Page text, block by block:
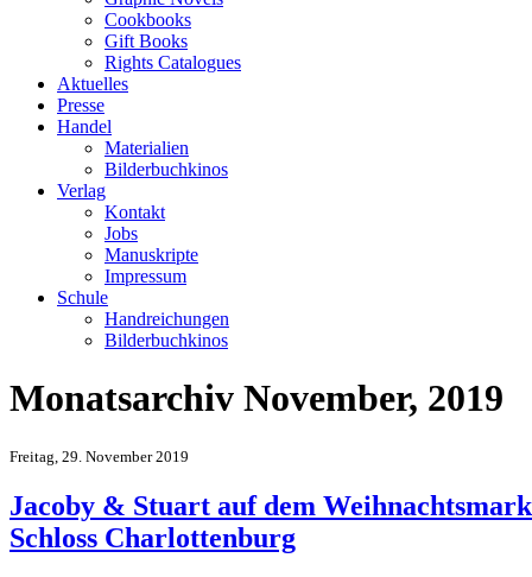
Cookbooks
Gift Books
Rights Catalogues
Aktuelles
Presse
Handel
Materialien
Bilderbuchkinos
Verlag
Kontakt
Jobs
Manuskripte
Impressum
Schule
Handreichungen
Bilderbuchkinos
Monatsarchiv November, 2019
Freitag, 29. November 2019
Jacoby & Stuart auf dem
Schloss Charlottenburg